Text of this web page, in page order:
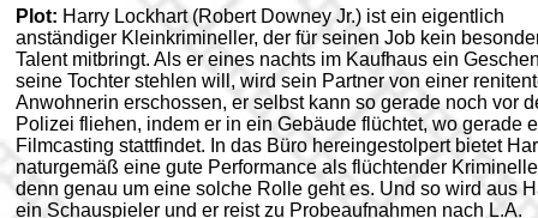
Plot: Harry Lockhart (Robert Downey Jr.) ist ein eigentlich
anständiger Kleinkrimineller, der für seinen Job kein
Talent mitbringt. Als er eines nachts im Kaufhaus ein
seine Tochter stehlen will, wird sein Partner von einer
Anwohnerin erschossen, er selbst kann so gerade noch vor
Polizei fliehen, indem er in ein Gebäude flüchtet, wo gerade
Filmcasting stattfindet. In das Büro hereingestolpert bietet
naturgemäß eine gute Performance als flüchtender
denn genau um eine solche Rolle geht es. Und so wird aus
ein Schauspieler und er reist zu Probeaufnahmen nach L.A.